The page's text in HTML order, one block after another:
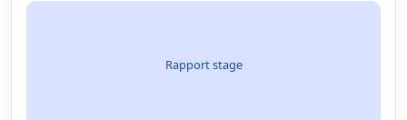
Rapport stage